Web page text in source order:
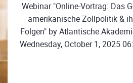
Webinar "Online-Vortrag: Das
amerikanische Zollpolitik &
Folgen" by Atlantische
Wednesday, October 1, 2025